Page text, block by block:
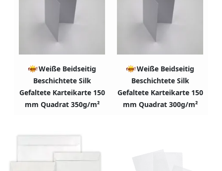
Weiße Beidseitig
Beschichtete Silk
Gefaltete Karteikarte 150
mm Quadrat 350g/m²
Weiße Beidseitig
Beschichtete Silk
Gefaltete Karteikarte 150
mm Quadrat 300g/m²